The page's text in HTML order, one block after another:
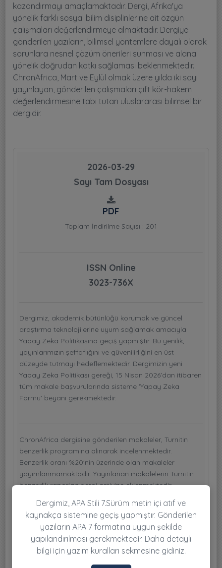
kazandırmayı amaçlamaktadır. Dergi, Afrika'ya
yönelik farklı sosyal bilim disiplinlerine ait özgün
çalışmaları değerlendirmeye almaktadır. Dergiye
gönderilen yazıların, bilimsel yöntemlere dayalı olarak
sorunlara nesnel çözüm önerileri sunması ve alana
yönelik doğrudan katkı sağlaması beklenmektedir.
ChronAfrica, Mart ve Eylül olmak üzere yılda iki sayı
yayınlayan, gönderilen çalışmaları çift kör-hakem
değerlendirmesine tabi tutan uluslararası bilimsel bir
dergidir.
2026-03-29
Sayı Tam Dosyası
PDF
Toplam İndirilme Sayısı : 201
ISSN Online
3023-736X
Dergimiz, akademik bütünlüğü korumak ve güncel
araştırma teknolojilerine uyum sağlamak amacıyla
Yapay Zeka Politikasına geçiş yapmıştır. Bu yenilik,
yayınlarımızın şeffaflığını ve güvenilirliğini en üst
düzeyde tutmayı hedeflemektedir. Dergimizin yeni
Yapay Zeka Politikası gereği, 15 Nisan 2026'dan itibaren
tüm makale başvurularında sisteme 'Yapay Zeka
Formu' beyanı gerekmektedir.
ChronAfrica dergisine gönderilen makaleler, Turnitin
benzerlik programına alınarak incelenmektedir.
Benzerlik oranı %20'nin üzerinde olan makaleler
yayımlanmamaktadır. Yayınlanan makalelerin Turnitin
benzerlik raporları dergi arşivine eklenmektedir.
analizine sokabilir ve yazarlardan makaleleri hakkında
ek belgeler isteyebilir.
Dergimiz, APA Stili 7.Sürüm metin içi atıf ve
kaynakça sistemine geçiş yapmıştır. Gönderilen
yazıların APA 7 formatına uygun şekilde
yapılandırılması gerekmektedir. Daha detaylı
bilgi için yazım kuralları sekmesine gidiniz.